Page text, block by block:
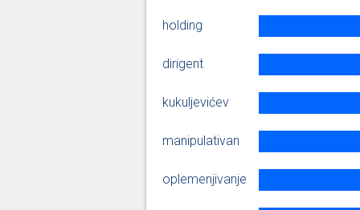
Sara Medved
Sara Medved
holding
dirigent
kukuljevićev
manipulativan
oplemenjivanje